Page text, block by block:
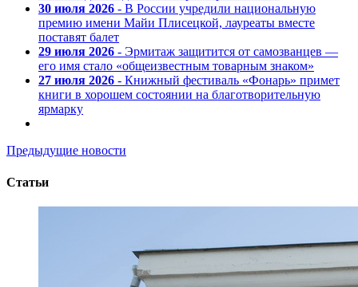
30 июля 2026 - В России учредили национальную
премию имени Майи Плисецкой, лауреаты вместе
поставят балет
29 июля 2026 - Эрмитаж защитится от самозванцев —
его имя стало «общеизвестным товарным знаком»
27 июля 2026 - Книжный фестиваль «Фонарь» примет
книги в хорошем состоянии на благотворительную
ярмарку
Предыдущие новости
Статьи